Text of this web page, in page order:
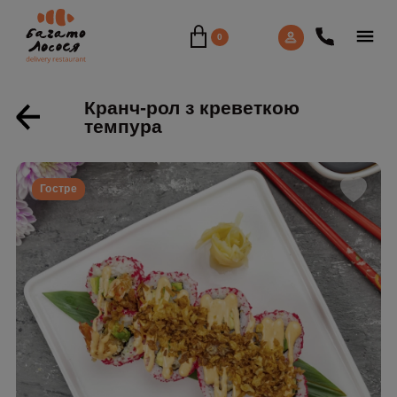
0
Кранч-рол з креветкою
темпура
Гостре